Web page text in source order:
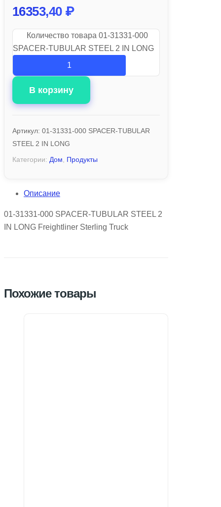
16353,40 ₽
Количество товара 01-31331-000
SPACER-TUBULAR STEEL 2 IN LONG
В корзину
Артикул: 01-31331-000 SPACER-TUBULAR
STEEL 2 IN LONG
Категории: Дом Продукты
Описание
01-31331-000 SPACER-TUBULAR STEEL 2
IN LONG Freightliner Sterling Truck
Похожие товары